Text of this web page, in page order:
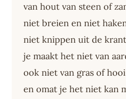
van hout van steen of
niet breien en niet
niet knippen uit de krant
je maakt het niet van
ook niet van gras of hooi
en omat je het niet kan